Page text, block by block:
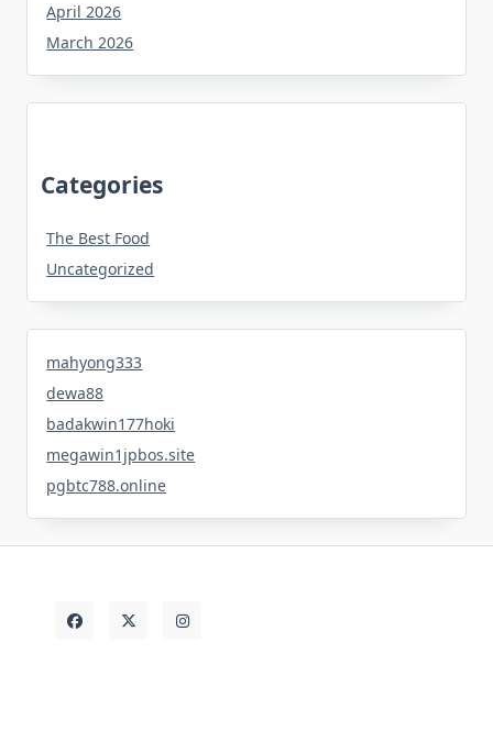
April 2026
March 2026
Categories
The Best Food
Uncategorized
mahyong333
dewa88
badakwin177hoki
megawin1jpbos.site
pgbtc788.online